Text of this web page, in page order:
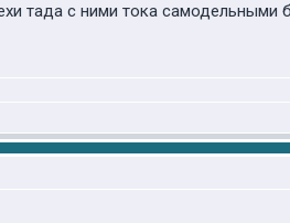
тада с ними тока самодельными